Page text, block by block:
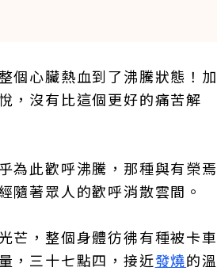
個心臟熱血到了沸騰狀態！加
，沒有比這個更好的痛苦解
為此歡呼沸騰，那種與有榮焉
隨著眾人的歡呼消散雲間。
芒，整個身體彷彿有種被卡車
，三十七點四，接近發燒的溫